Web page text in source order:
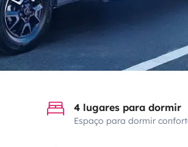
4 lugares para dormir
Espaço para dormir